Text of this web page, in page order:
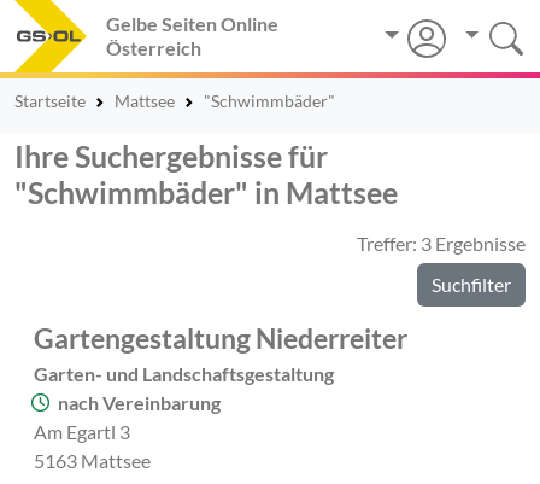
Gelbe Seiten Online
Österreich
Startseite Mattsee "Schwimmbäder"
Ihre Suchergebnisse für
"Schwimmbäder" in Mattsee
Treffer: 3 Ergebnisse
Suchfilter
Gartengestaltung Niederreiter
Garten- und Landschaftsgestaltung
nach Vereinbarung
Am Egartl 3
5163 Mattsee